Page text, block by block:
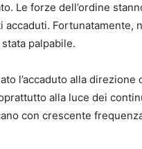
Le forze dell’ordine
Fortunatamente,
palpabile.
l’accaduto alla direzione
alla luce dei
con crescente